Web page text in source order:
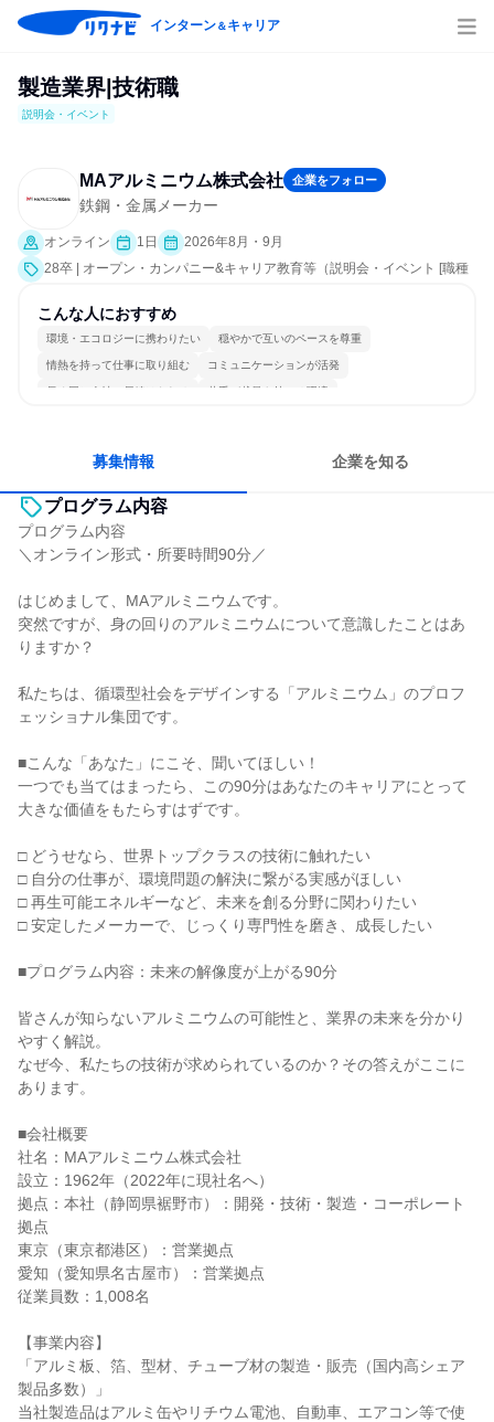
インターン＆キャリア
製造業界|技術職
説明会・イベント
MAアルミニウム株式会社 企業をフォロー
鉄鋼・金属メーカー
オンライン 1日
2026年8月・9月
28卒 | オープン・カンパニー&キャリア教育等（説明会・イベント [職種
こんな人におすすめ
環境・エコロジーに携わりたい 穏やかで互いのペースを尊重
情熱を持って仕事に取り組む コミュニケーションが活発
長く同じ会社に居続けられる 若手が裁量を持てる環境
募集情報 企業を知る
プログラム内容
プログラム内容
＼オンライン形式・所要時間90分／
はじめまして、MAアルミニウムです。
突然ですが、身の回りのアルミニウムについて意識したことはあ
りますか？
私たちは、循環型社会をデザインする「アルミニウム」のプロフ
ェッショナル集団です。
■こんな「あなた」にこそ、聞いてほしい！
一つでも当てはまったら、この90分はあなたのキャリアにとって
大きな価値をもたらすはずです。
□ どうせなら、世界トップクラスの技術に触れたい
□ 自分の仕事が、環境問題の解決に繋がる実感がほしい
□ 再生可能エネルギーなど、未来を創る分野に関わりたい
□ 安定したメーカーで、じっくり専門性を磨き、成長したい
■プログラム内容：未来の解像度が上がる90分
皆さんが知らないアルミニウムの可能性と、業界の未来を分かり
やすく解説。
なぜ今、私たちの技術が求められているのか？その答えがここに
あります。
■会社概要
社名：MAアルミニウム株式会社
設立：1962年（2022年に現社名へ）
拠点：本社（静岡県裾野市）：開発・技術・製造・コーポレート
拠点
東京（東京都港区）：営業拠点
愛知（愛知県名古屋市）：営業拠点
従業員数：1,008名
【事業内容】
「アルミ板、箔、型材、チューブ材の製造・販売（国内高シェア
製品多数）」
当社製造品はアルミ缶やリチウム電池、自動車、エアコン等で使